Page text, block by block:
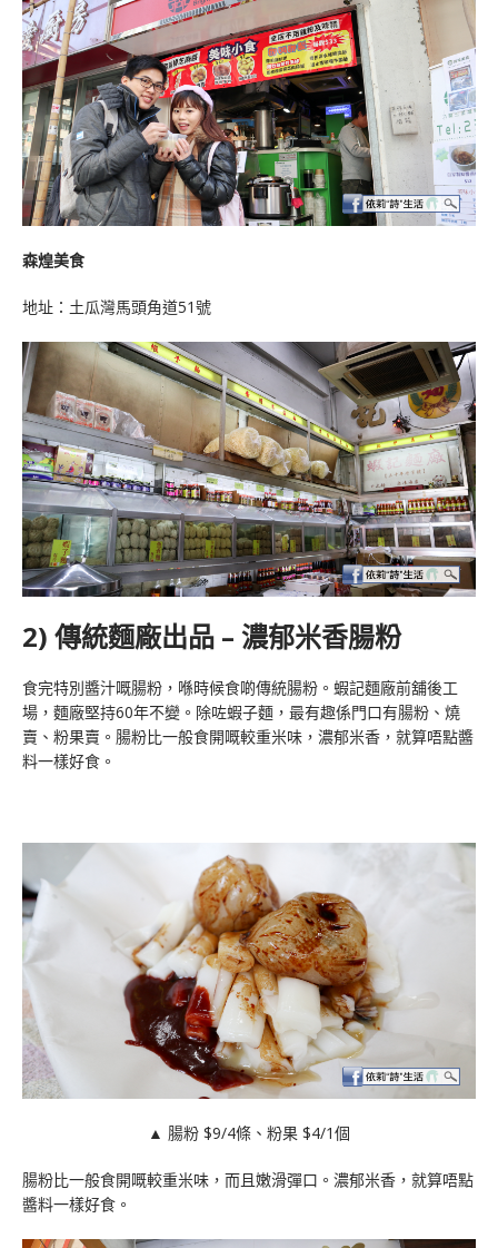
森煌美食
地址：土瓜灣馬頭角道51號
2) 傳統麵廠出品 – 濃郁米香腸粉
食完特別醬汁嘅腸粉，喺時候食啲傳統腸粉。蝦記麵廠前舖後工
場，麵廠堅持60年不變。除咗蝦子麵，最有趣係門口有腸粉、燒
賣、粉果賣。腸粉比一般食開嘅較重米味，濃郁米香，就算唔點醬
料一樣好食。
▲ 腸粉 $9/4條、粉果 $4/1個
腸粉比一般食開嘅較重米味，而且嫩滑彈口。濃郁米香，就算唔點
醬料一樣好食。